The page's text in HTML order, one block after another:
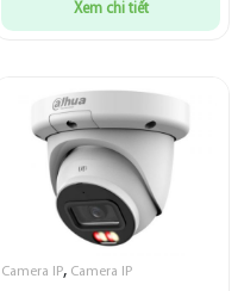
Xem chi tiết
Camera IP, Camera IP